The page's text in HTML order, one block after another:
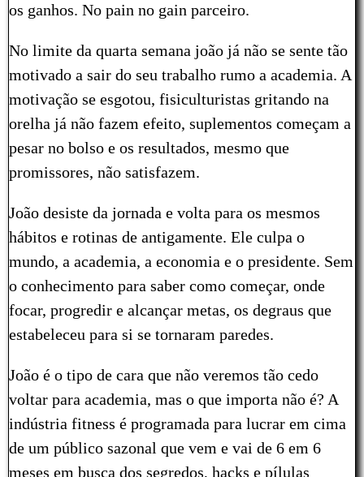
os ganhos. No pain no gain parceiro.
No limite da quarta semana joão já não se sente tão
motivado a sair do seu trabalho rumo a academia. A
motivação se esgotou, fisiculturistas gritando na
orelha já não fazem efeito, suplementos começam a
pesar no bolso e os resultados, mesmo que
promissores, não satisfazem.
João desiste da jornada e volta para os mesmos
hábitos e rotinas de antigamente. Ele culpa o
mundo, a academia, a economia e o presidente. Sem
o conhecimento para saber como começar, onde
focar, progredir e alcançar metas, os degraus que
estabeleceu para si se tornaram paredes.
João é o tipo de cara que não veremos tão cedo
voltar para academia, mas o que importa não é? A
indústria fitness é programada para lucrar em cima
de um público sazonal que vem e vai de 6 em 6
meses em busca dos segredos, hacks e pílulas